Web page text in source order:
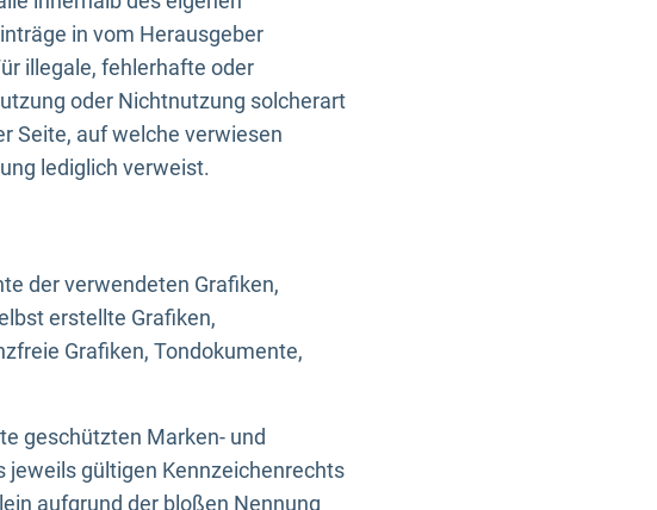
in vom Herausgeber
illegale, fehlerhafte oder
oder Nichtnutzung solcherart
Seite, auf welche verwiesen
lediglich verweist.
der verwendeten Grafiken,
erstellte Grafiken,
Grafiken, Tondokumente,
geschützten Marken- und
gültigen Kennzeichenrechts
aufgrund der bloßen Nennung